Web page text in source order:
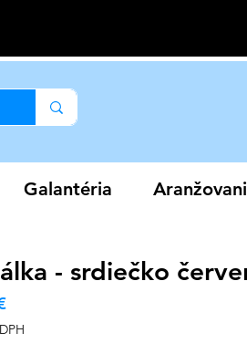
Galantéria
- srdiečko
Cena